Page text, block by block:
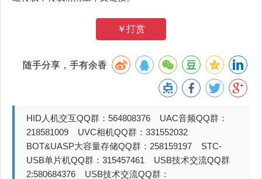
￥打赏
随手分享，手有余香
HID人机交互QQ群：564808376 UAC音频QQ群：
218581009 UVC相机QQ群：331552032
BOT&UASP大容量存储QQ群：258159197 STC-
USB单片机QQ群：315457461 USB技术交流QQ群
2:580684376 USB技术交流QQ群：